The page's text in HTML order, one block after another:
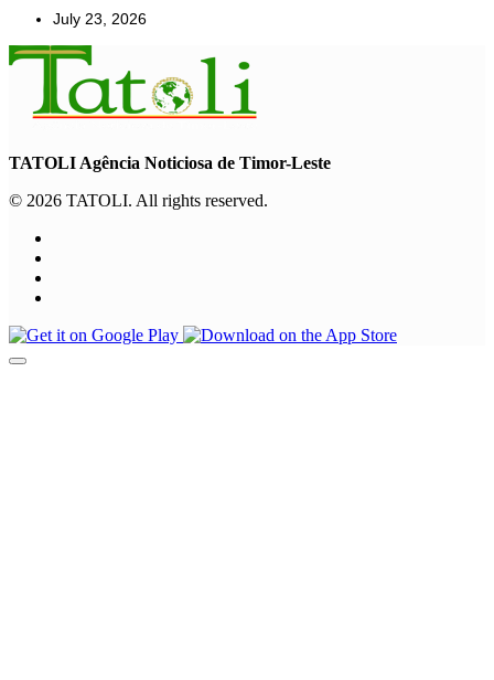
July 23, 2026
TATOLI Agência Noticiosa de Timor-Leste
© 2026 TATOLI. All rights reserved.